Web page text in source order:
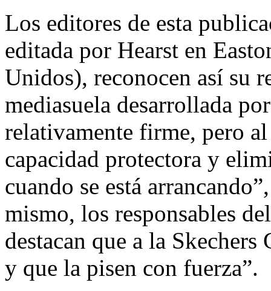
Los editores de esta
editada por Hearst en
Unidos), reconocen así su
mediasuela desarrollada
relativamente firme, pero
capacidad protectora y
cuando se está
mismo, los responsables
destacan que a la
y que la pisen con fuerza”.